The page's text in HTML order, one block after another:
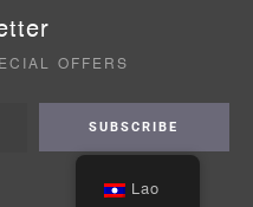
OFFERS
Lao